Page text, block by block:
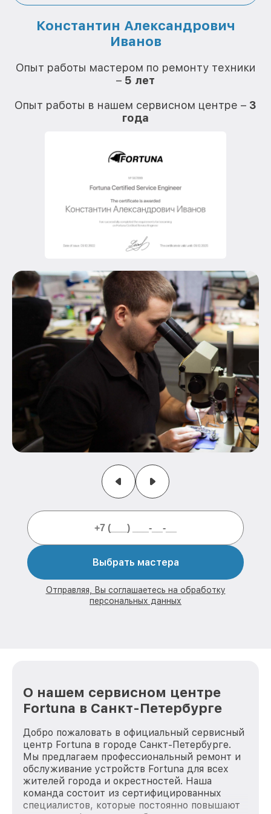
Константин Александрович
Иванов
Опыт работы мастером по ремонту техники
– 5 лет
Опыт работы в нашем сервисном центре – 3
года
Выбрать мастера
Отправляя, Вы соглашаетесь на обработку
персональных данных
О нашем сервисном центре
Fortuna в Санкт-Петербурге
Добро пожаловать в официальный сервисный
центр Fortuna в городе Санкт-Петербурге.
Мы предлагаем профессиональный ремонт и
обслуживание устройств Fortuna для всех
жителей города и окрестностей. Наша
команда состоит из сертифицированных
специалистов, которые постоянно повышают